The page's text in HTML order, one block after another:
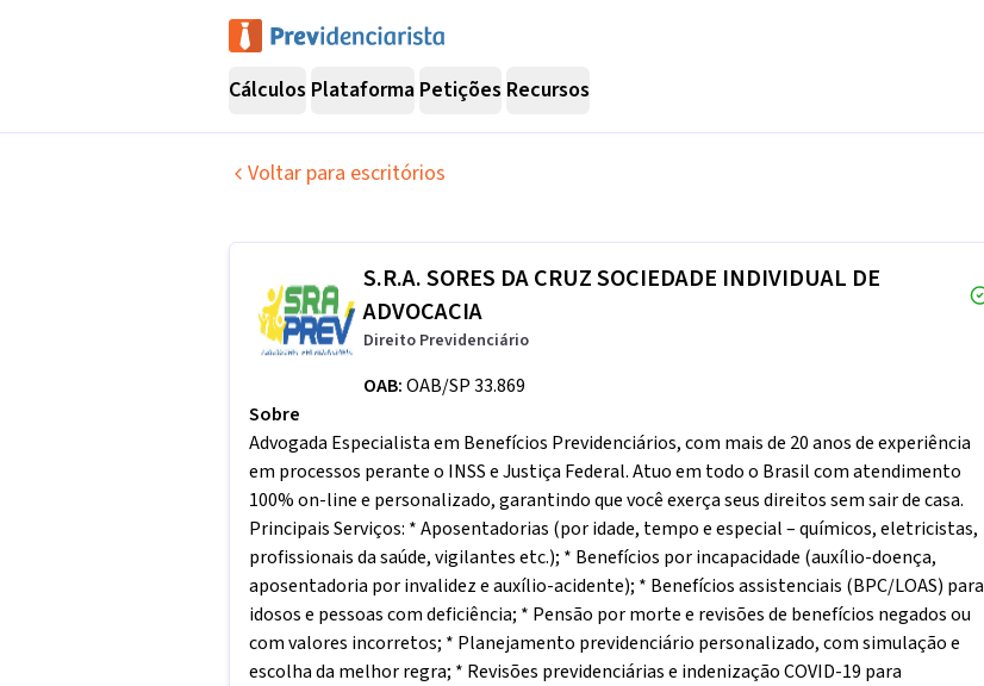
Cálculos Plataforma Petições Recursos
Voltar para escritórios
S.R.A. SORES DA CRUZ SOCIEDADE INDIVIDUAL DE
ADVOCACIA
Direito Previdenciário
OAB:OAB/SP 33.869
Sobre
Advogada Especialista em Benefícios Previdenciários, com mais de 20 anos de experiência
em processos perante o INSS e Justiça Federal. Atuo em todo o Brasil com atendimento
100% on-line e personalizado, garantindo que você exerça seus direitos sem sair de casa.
Principais Serviços: * Aposentadorias (por idade, tempo e especial – químicos, eletricistas,
profissionais da saúde, vigilantes etc.); * Benefícios por incapacidade (auxílio-doença,
aposentadoria por invalidez e auxílio-acidente); * Benefícios assistenciais (BPC/LOAS) para
idosos e pessoas com deficiência; * Pensão por morte e revisões de benefícios negados ou
com valores incorretos; * Planejamento previdenciário personalizado, com simulação e
escolha da melhor regra; * Revisões previdenciárias e indenização COVID-19 para